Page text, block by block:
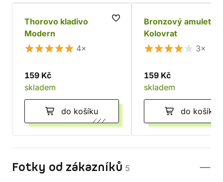
Thorovo kladivo
Modern
4×
159 Kč
skladem
do košíku
Bronzový amulet
Kolovrat
3×
159 Kč
skladem
do košíku
Fotky od zákazníků 5